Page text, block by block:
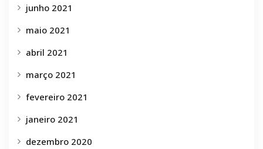
junho 2021
maio 2021
abril 2021
março 2021
fevereiro 2021
janeiro 2021
dezembro 2020